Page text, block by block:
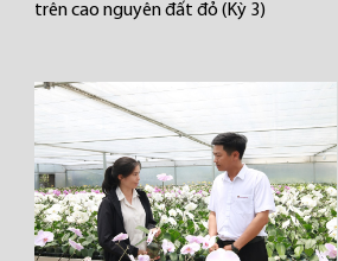
trên cao nguyên đất đỏ (Kỳ 3)